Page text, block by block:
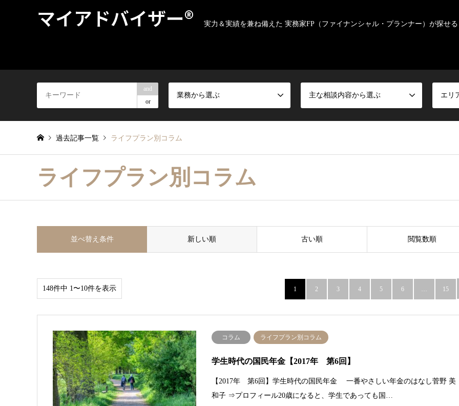
マイアドバイザー® 実力＆実績を兼ね備えた 実務家FP（ファイナンシャル・プランナー）が探せ
and
or
業務から選ぶ 主な相談内容から選ぶ エリ
過去記事一覧 ライフプラン別コラム
ライフプラン別コラム
並べ替え条件 新しい順 古い順 閲覧数順
148件中 1〜10件を表示 1 2 3 4 5 6 … 15
コラム ライフプラン別コラム
学生時代の国民年金【2017年 第6回】
【2017年 第6回】学生時代の国民年金 一番やさしい年金のはなし菅野 美
和子 ⇒プロフィール20歳になると、学生であっても国…